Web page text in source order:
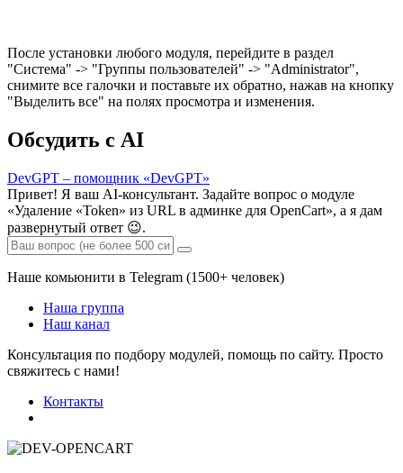
После установки любого модуля, перейдите в раздел
"Система" -> "Группы пользователей" -> "Administrator",
снимите все галочки и поставьте их обратно, нажав на кнопку
"Выделить все" на полях просмотра и изменения.
Обсудить с AI
DevGPT – помощник «DevGPT»
Привет! Я ваш AI-консультант. Задайте вопрос о модуле
«Удаление «‎Token» из URL в админке для OpenCart», а я дам
развернутый ответ 😉.
Наше комьюнити в Telegram (1500+ человек)
Наша группа
Наш канал
Консультация по подбору модулей, помощь по сайту. Просто
свяжитесь с нами!
Контакты